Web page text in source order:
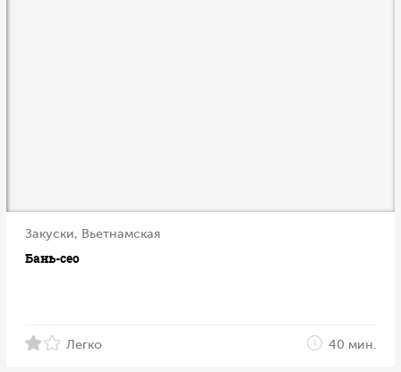
Закуски, Вьетнамская
Бань-сео
Легко 40 мин.